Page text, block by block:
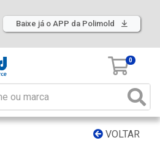
Baixe já o APP da Polimold
0
VOLTAR